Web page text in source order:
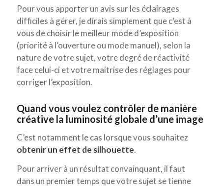
Pour vous apporter un avis sur les éclairages
difficiles à gérer, je dirais simplement que c’est à
vous de choisir le meilleur mode d’exposition
(priorité à l’ouverture ou mode manuel), selon la
nature de votre sujet, votre degré de réactivité
face celui-ci et votre maitrise des réglages pour
corriger l’exposition.
Quand vous voulez contrôler de manière
créative la luminosité globale d’une image
C’est notamment le cas lorsque vous souhaitez
obtenir un effet de silhouette.
Pour arriver à un résultat convainquant, il faut
dans un premier temps que votre sujet se tienne